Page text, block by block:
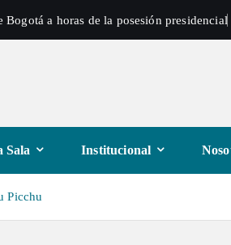
Bogotá a horas de la posesión presidencial
Sala Institucional
Picchu